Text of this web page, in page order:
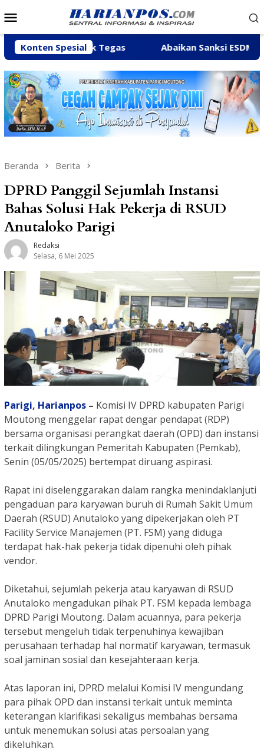
ke
Mobile
Konten Spesial
Ditindak Tegas Abaikan Sanksi ESDM, Galian C di
Beranda Berita
DPRD Panggil Sejumlah Instansi
Bahas Solusi Hak Pekerja di RSUD
Anutaloko Parigi
Redaksi
Selasa, 6 Mei 2025
Parigi, Harianpos – Komisi IV DPRD kabupaten Parigi
Moutong menggelar rapat dengar pendapat (RDP)
bersama organisasi perangkat daerah (OPD) dan instansi
terkait dilingkungan Pemeritah Kabupaten (Pemkab),
Senin (05/05/2025) bertempat diruang aspirasi.
Rapat ini diselenggarakan dalam rangka menindaklanjuti
pengaduan para karyawan buruh di Rumah Sakit Umum
Daerah (RSUD) Anutaloko yang dipekerjakan oleh PT
Facility Service Manajemen (PT. FSM) yang diduga
terdapat hak-hak pekerja tidak dipenuhi oleh pihak
vendor.
Diketahui, sejumlah pekerja atau karyawan di RSUD
Anutaloko mengadukan pihak PT. FSM kepada lembaga
DPRD Parigi Moutong. Dalam acuannya, para pekerja
tersebut mengeluh tidak terpenuhinya kewajiban
perusahaan terhadap hal normatif karyawan, termasuk
soal jaminan sosial dan kesejahteraan kerja.
Atas laporan ini, DPRD melalui Komisi IV mengundang
para pihak OPD dan instansi terkait untuk meminta
keterangan klarifikasi sekaligus membahas bersama
untuk menemukan solusi atas persoalan yang
dikeluhkan.